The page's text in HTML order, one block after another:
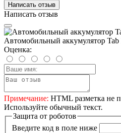
Написать отзыв
Написать отзыв
Автомобильный аккумулятор Tab
Оценка:
Примечание: HTML разметка не
Используйте обычный текст.
Защита от роботов
Введите код в поле ниже